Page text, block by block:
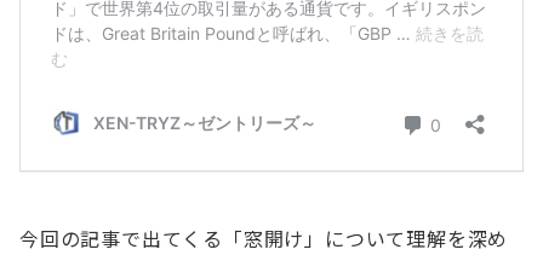
今回の記事で出てくる「窓開け」について理解を深め